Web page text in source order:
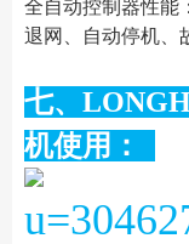
全自动控制器性能
退网、自动停机、
七、
机使用：